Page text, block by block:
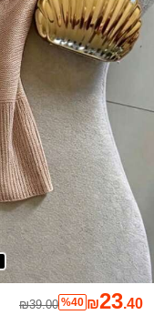
₪23.40
%40
₪39.00